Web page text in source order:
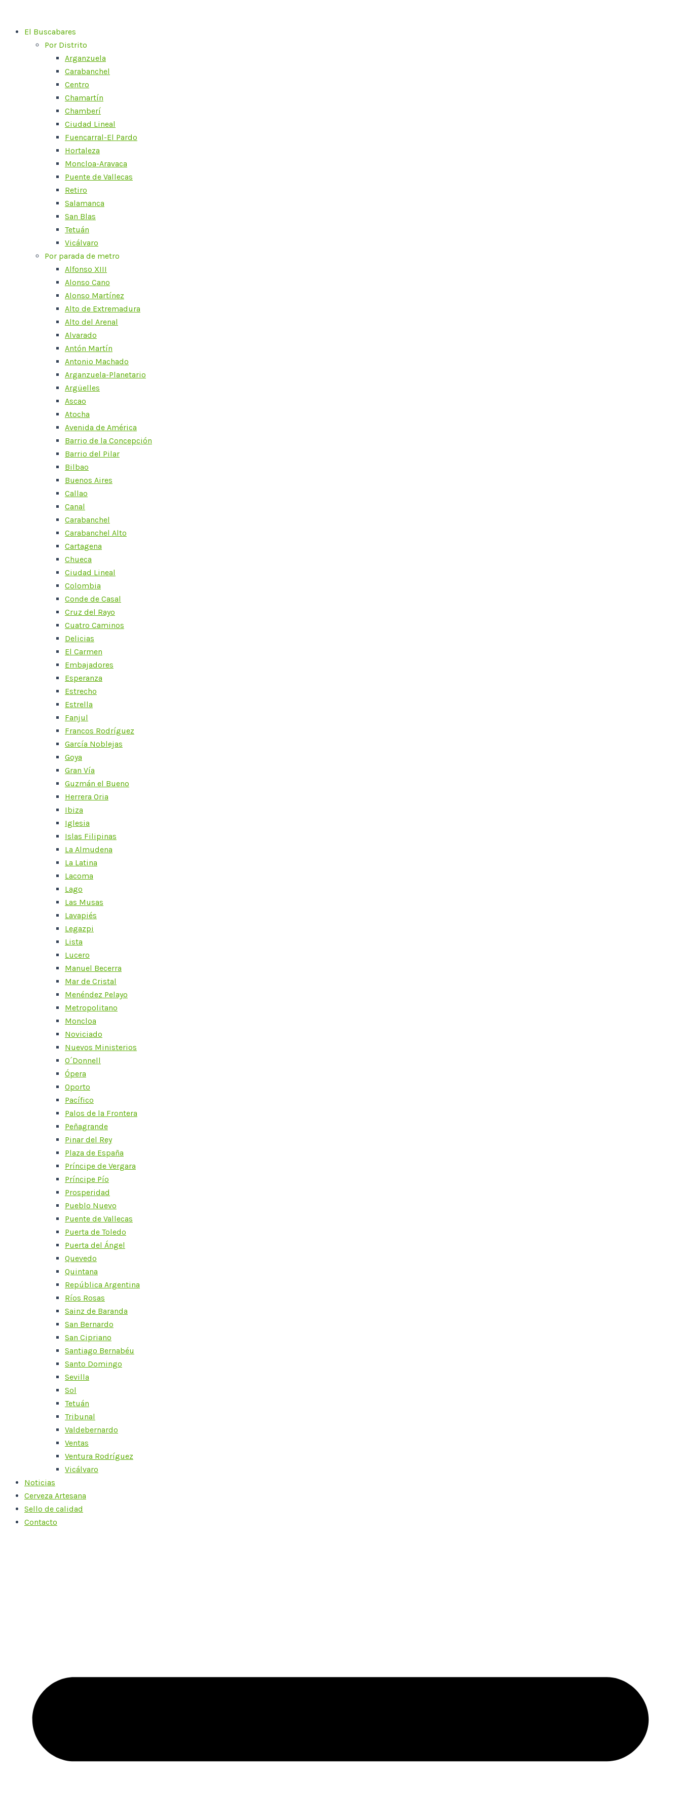
contenidoEl Buscabares
Por Distrito
Arganzuela
Carabanchel
Centro
Chamartín
Chamberí
Ciudad Lineal
Fuencarral-El Pardo
Hortaleza
Moncloa-Aravaca
Puente de Vallecas
Retiro
Salamanca
San Blas
Tetuán
Vicálvaro
Por parada de metro
Alfonso XIII
Alonso Cano
Alonso Martínez
Alto de Extremadura
Alto del Arenal
Alvarado
Antón Martín
Antonio Machado
Arganzuela-Planetario
Argüelles
Ascao
Atocha
Avenida de América
Barrio de la Concepción
Barrio del Pilar
Bilbao
Buenos Aires
Callao
Canal
Carabanchel
Carabanchel Alto
Cartagena
Chueca
Ciudad Lineal
Colombia
Conde de Casal
Cruz del Rayo
Cuatro Caminos
Delicias
El Carmen
Embajadores
Esperanza
Estrecho
Estrella
Fanjul
Francos Rodríguez
García Noblejas
Goya
Gran Vía
Guzmán el Bueno
Herrera Oria
Ibiza
Iglesia
Islas Filipinas
La Almudena
La Latina
Lacoma
Lago
Las Musas
Lavapiés
Legazpi
Lista
Lucero
Manuel Becerra
Mar de Cristal
Menéndez Pelayo
Metropolitano
Moncloa
Noviciado
Nuevos Ministerios
O´Donnell
Ópera
Oporto
Pacífico
Palos de la Frontera
Peñagrande
Pinar del Rey
Plaza de España
Príncipe de Vergara
Príncipe Pío
Prosperidad
Pueblo Nuevo
Puente de Vallecas
Puerta de Toledo
Puerta del Ángel
Quevedo
Quintana
República Argentina
Ríos Rosas
Sainz de Baranda
San Bernardo
San Cipriano
Santiago Bernabéu
Santo Domingo
Sevilla
Sol
Tetuán
Tribunal
Valdebernardo
Ventas
Ventura Rodríguez
Vicálvaro
Noticias
Cerveza Artesana
Sello de calidad
Contacto